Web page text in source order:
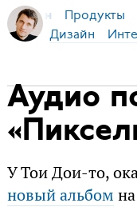
Бирман Продукты
Дизайн
Аудио
У Тои Дои-то,
новый альбом